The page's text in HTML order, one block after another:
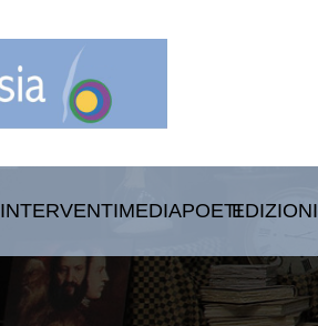
INTERVENTIMEDIAPOETIEDIZIONI